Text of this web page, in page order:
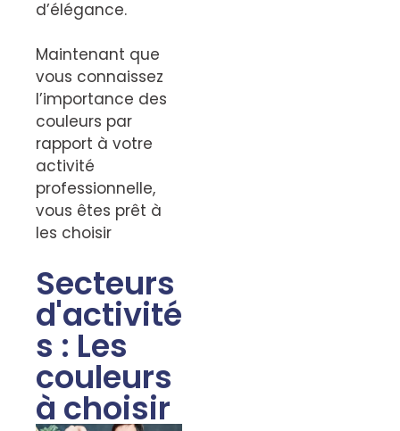
d’élégance.
Maintenant que
vous connaissez
l’importance des
couleurs par
rapport à votre
activité
professionnelle,
vous êtes prêt à
les choisir
Secteurs
d'activité
s : Les
couleurs
à choisir